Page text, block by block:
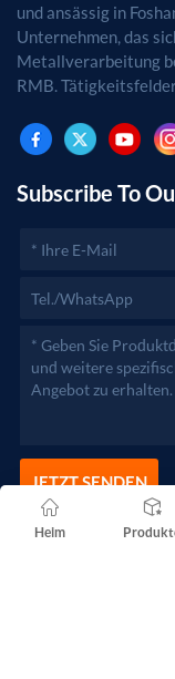
und ansässig in
Unternehmen, das
Metallverarbeitung
RMB.
Geschäftstätigkeiten
zuständigen
Subscribe To
JETZT SENDEN
Heim